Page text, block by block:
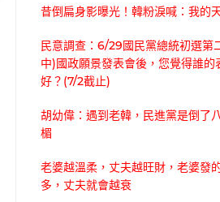
昔倒扁身影曝光！韓粉淚喊：我的
民意調查：6/29國民黨總統初選第
中)國政願景發表會後，您覺得誰的
好？(7/2截止)
胡幼偉：遇到老韓，民進黨是倒了
楣
老婆越溫柔，丈夫越旺財，老婆發
多，丈夫就會越衰